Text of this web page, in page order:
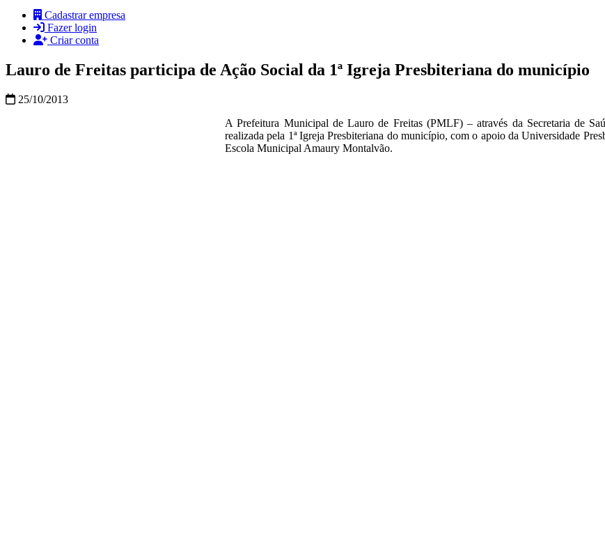
Cadastrar empresa
Fazer login
Criar conta
Lauro de Freitas participa de Ação Social da 1ª Igreja Presbiteriana do município
25/10/2013
A Prefeitura Municipal de Lauro de Freitas (PMLF) – através da Secretaria de
realizada pela 1ª Igreja Presbiteriana do município, com o apoio da Universidade
Escola Municipal Amaury Montalvão.